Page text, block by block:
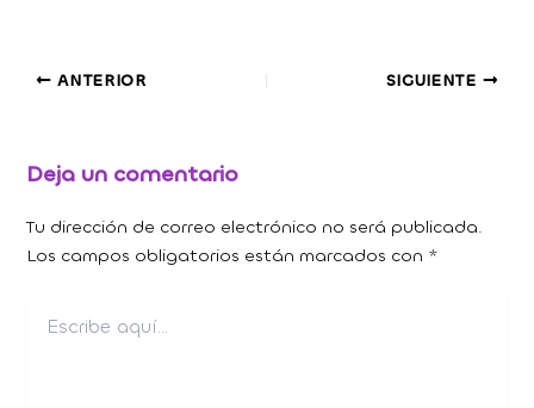
ANTERIOR SIGUIENTE
Deja un comentario
Tu dirección de correo electrónico no será publicada.
Los campos obligatorios están marcados con *
aquí...